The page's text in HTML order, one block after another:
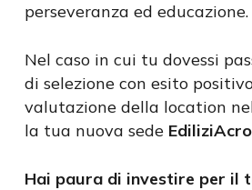
perseveranza ed educazione.
Nel caso in cui tu dovessi
di selezione con esito
valutazione della location
la tua nuova sede
Hai paura di investire per il